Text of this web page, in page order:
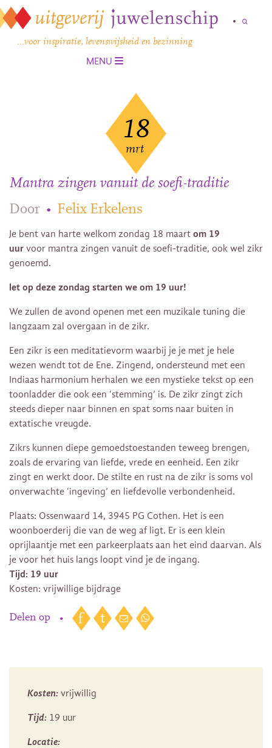
…voor inspiratie, levenswijsheid en bezinning
MENU
18
mrt
Mantra zingen vanuit de soefi-traditie
Door • Felix Erkelens
Je bent van harte welkom zondag 18 maart om 19
uur voor mantra zingen vanuit de soefi-traditie, ook wel zikr
genoemd.
let op deze zondag starten we om 19 uur!
We zullen de avond openen met een muzikale tuning die
langzaam zal overgaan in de zikr.
Een zikr is een meditatievorm waarbij je je met je hele
wezen wendt tot de Ene. Zingend, ondersteund met een
Indiaas harmonium herhalen we een mystieke tekst op een
toonladder die ook een ‘stemming’ is. De zikr zingt zich
steeds dieper naar binnen en spat soms naar buiten in
extatische vreugde.
Zikrs kunnen diepe gemoedstoestanden teweeg brengen,
zoals de ervaring van liefde, vrede en eenheid. Een zikr
zingt en werkt door. De stilte en rust na de zikr is soms vol
onverwachte ‘ingeving’ en liefdevolle verbondenheid.
Plaats: Ossenwaard 14, 3945 PG Cothen. Het is een
woonboerderij die van de weg af ligt. Er is een klein
oprijlaantje met een parkeerplaats aan het eind daarvan. Als
je voor het huis langs loopt vind je de ingang.
Tijd: 19 uur
Kosten: vrijwillige bijdrage
Delen op •
Kosten: vrijwillig
Tijd: 19 uur
Locatie: